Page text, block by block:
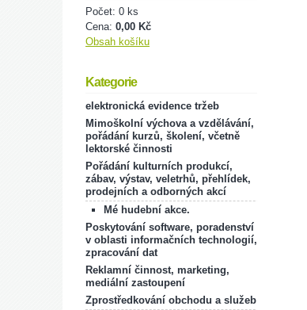
Počet: 0 ks
Cena: 0,00 Kč
Obsah košíku
Kategorie
elektronická evidence tržeb
Mimoškolní výchova a vzdělávání,
pořádání kurzů, školení, včetně
lektorské činnosti
Pořádání kulturních produkcí,
zábav, výstav, veletrhů, přehlídek,
prodejních a odborných akcí
Mé hudební akce.
Poskytování software, poradenství
v oblasti informačních technologií,
zpracování dat
Reklamní činnost, marketing,
mediální zastoupení
Zprostředkování obchodu a služeb